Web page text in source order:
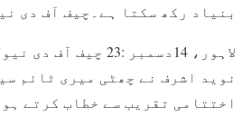
بنیاد رکھ سکتا ہے۔چیف آف دی
لاہور، 14دسمبر :23
نوید اشرف نے چھٹی میری ٹائم
اختتامی تقریب سے خطاب کرتے